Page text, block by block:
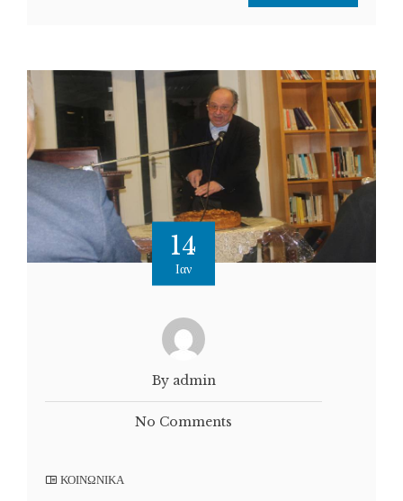
14
Ιαν
By admin
No Comments
ΚΟΙΝΩΝΙΚΑ